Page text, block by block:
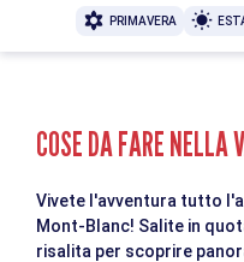
PRIMAVERA
COSE DA FARE NELLA
Vivete l'avventura tutto
Mont-Blanc! Salite in
risalita per scoprire